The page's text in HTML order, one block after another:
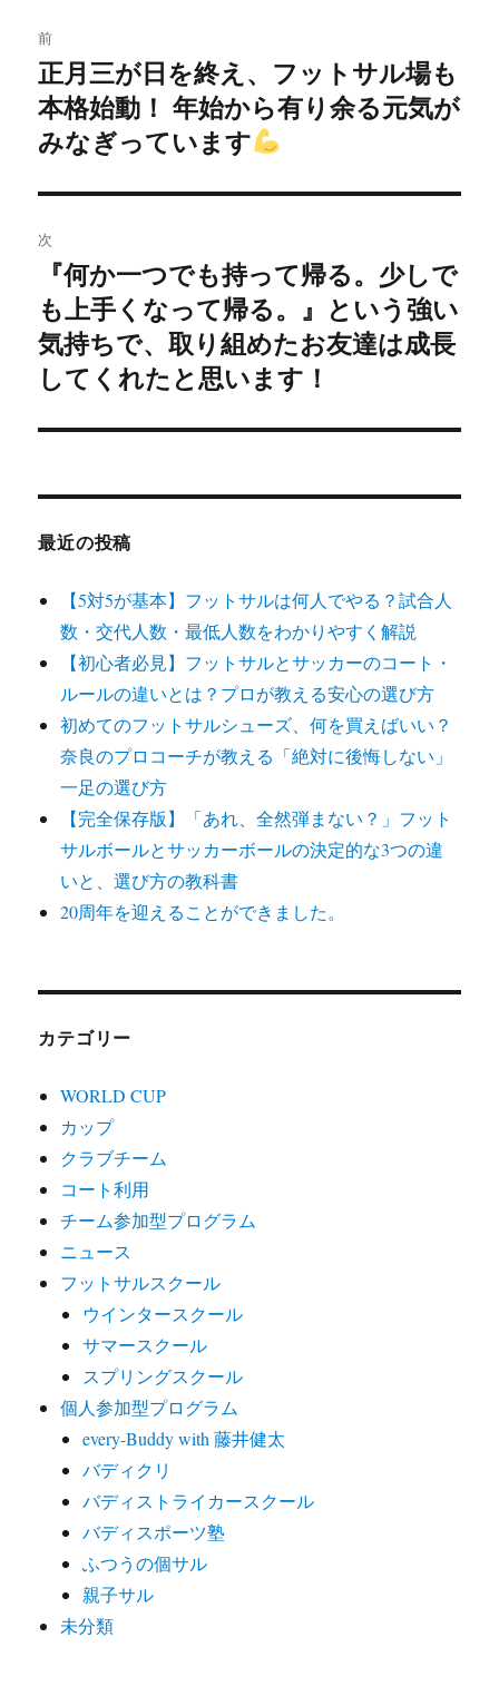
稿
ナ
ビ
ゲ
ー
シ
ョ
ン
前
前
の
投
正月三が日を終え、フットサル場も
本格始動！ 年始から有り余る元気が
みなぎっています
次
次
の
投
稿:
『何か一つでも持って帰る。少しで
も上手くなって帰る。』という強い
気持ちで、取り組めたお友達は成長
してくれたと思います！
最近の投稿
【5対5が基本】フットサルは何人でやる？試合人
数・交代人数・最低人数をわかりやすく解説
【初心者必見】フットサルとサッカーのコート・
ルールの違いとは？プロが教える安心の選び方
初めてのフットサルシューズ、何を買えばいい？
奈良のプロコーチが教える「絶対に後悔しない」
一足の選び方
【完全保存版】「あれ、全然弾まない？」フット
サルボールとサッカーボールの決定的な3つの違
いと、選び方の教科書
20周年を迎えることができました。
カテゴリー
WORLD CUP
カップ
クラブチーム
コート利用
チーム参加型プログラム
ニュース
フットサルスクール
ウインタースクール
サマースクール
スプリングスクール
個人参加型プログラム
every-Buddy with 藤井健太
バディクリ
バディストライカースクール
バディスポーツ塾
ふつうの個サル
親子サル
未分類